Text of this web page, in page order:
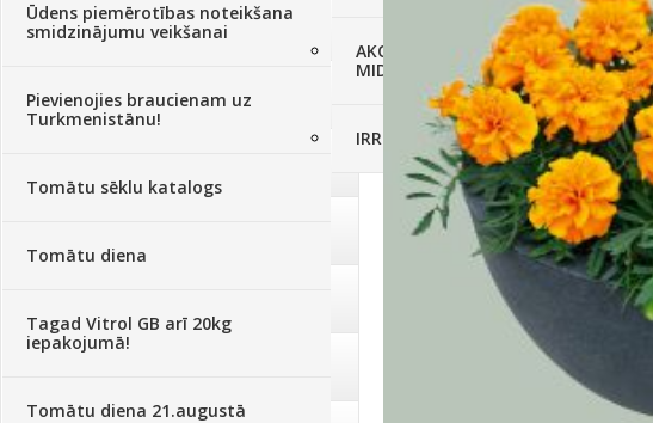
Ūdens piemērotības noteikšana
smidzinājumu veikšanai
Pievienojies braucienam uz
Turkmenistānu!
Tomātu sēklu katalogs
Tomātu diena
Tagad Vitrol GB arī 20kg
iepakojumā!
Tomātu diena 21.augustā
AKCIJAS komplekts - SOLIS 26 HST +
MID MOWER + piekabe
IRRITEC Pilienlaistīšanas komplekti
Mēslojumi(495)
Augsne, kūdra, mulča